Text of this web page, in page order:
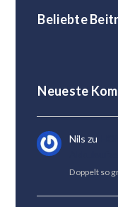
Beliebte
Neueste
Nils zu
Doppelt so